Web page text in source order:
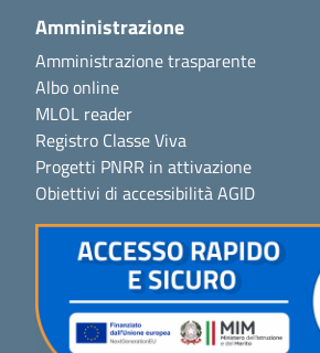
Amministrazione
Amministrazione trasparente
Albo online
MLOL reader
Registro Classe Viva
Progetti PNRR in attivazione
Obiettivi di accessibilità AGID